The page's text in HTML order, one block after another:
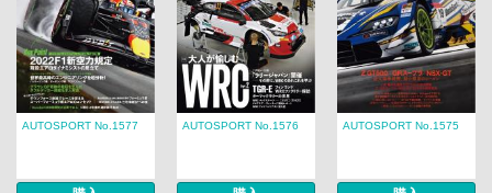
AUTOSPORT No.1577 AUTOSPORT No.1576 AUTOSPORT No.1575